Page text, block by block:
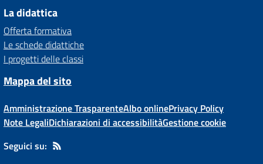
La didattica
Offerta formativa
Le schede didattiche
I progetti delle classi
Mappa del sito
Amministrazione TrasparenteAlbo onlinePrivacy Policy
Note LegaliDichiarazioni di accessibilitàGestione cookie
Seguici su: